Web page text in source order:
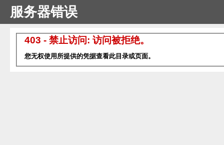
服务器错误
403 - 禁止访问: 访问被拒绝。
您无权使用所提供的凭据查看此目录或页面。